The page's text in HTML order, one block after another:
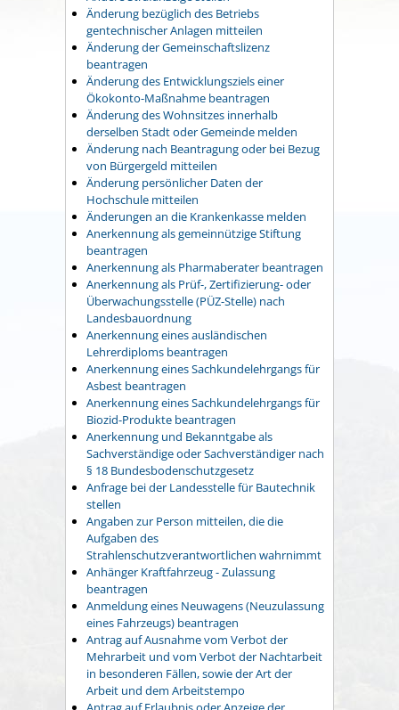
Änderung bezüglich des Betriebs
gentechnischer Anlagen mitteilen
Änderung der Gemeinschaftslizenz
beantragen
Änderung des Entwicklungsziels einer
Ökokonto-Maßnahme beantragen
Änderung des Wohnsitzes innerhalb
derselben Stadt oder Gemeinde melden
Änderung nach Beantragung oder bei Bezug
von Bürgergeld mitteilen
Änderung persönlicher Daten der
Hochschule mitteilen
Änderungen an die Krankenkasse melden
Anerkennung als gemeinnützige Stiftung
beantragen
Anerkennung als Pharmaberater beantragen
Anerkennung als Prüf-, Zertifizierung- oder
Überwachungsstelle (PÜZ-Stelle) nach
Landesbauordnung
Anerkennung eines ausländischen
Lehrerdiploms beantragen
Anerkennung eines Sachkundelehrgangs für
Asbest beantragen
Anerkennung eines Sachkundelehrgangs für
Biozid-Produkte beantragen
Anerkennung und Bekanntgabe als
Sachverständige oder Sachverständiger nach
§ 18 Bundesbodenschutzgesetz
Anfrage bei der Landesstelle für Bautechnik
stellen
Angaben zur Person mitteilen, die die
Aufgaben des
Strahlenschutzverantwortlichen wahrnimmt
Anhänger Kraftfahrzeug - Zulassung
beantragen
Anmeldung eines Neuwagens (Neuzulassung
eines Fahrzeugs) beantragen
Antrag auf Ausnahme vom Verbot der
Mehrarbeit und vom Verbot der Nachtarbeit
in besonderen Fällen, sowie der Art der
Arbeit und dem Arbeitstempo